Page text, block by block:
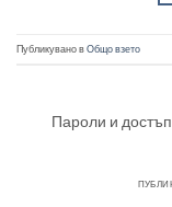
Публикувано вОбщо взето
Пароли и